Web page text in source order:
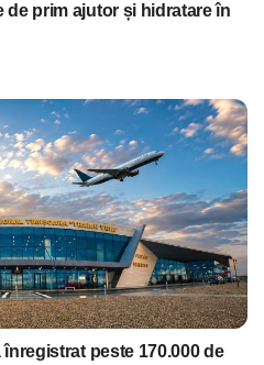
prim ajutor și hidratare în
peste 170.000 de